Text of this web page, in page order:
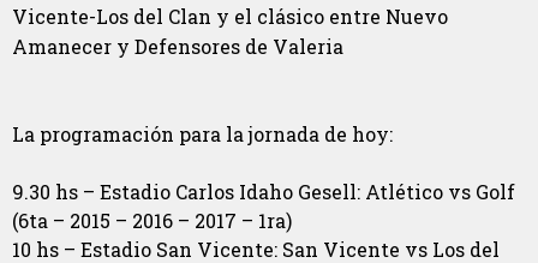
Vicente-Los del Clan y el clásico entre Nuevo
Amanecer y Defensores de Valeria
La programación para la jornada de hoy:
9.30 hs – Estadio Carlos Idaho Gesell: Atlético vs Golf
(6ta – 2015 – 2016 – 2017 – 1ra)
10 hs – Estadio San Vicente: San Vicente vs Los del